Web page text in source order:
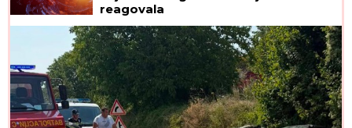
reagovala